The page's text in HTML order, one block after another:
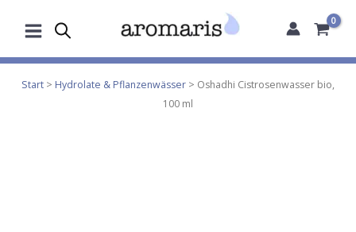
Inhalt
Start > Hydrolate & Pflanzenwässer > Oshadhi Cistrosenwasser bio,
100 ml